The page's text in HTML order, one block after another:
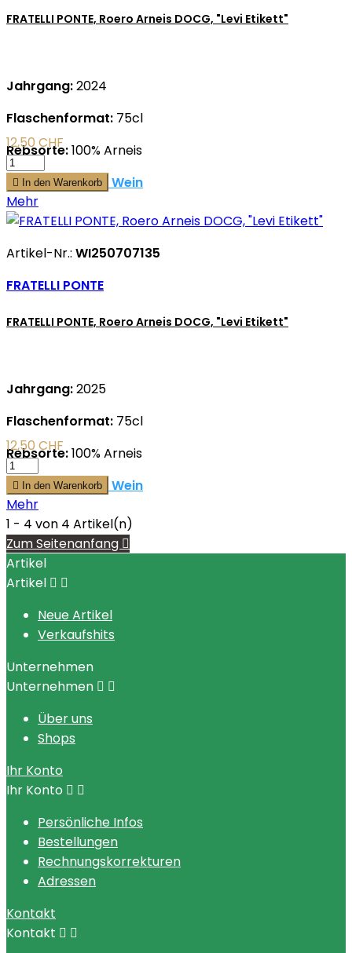
FRATELLI PONTE, Roero Arneis DOCG, "Levi Etikett"
Jahrgang:2024
Flaschenformat: 75cl
Rebsorte:100% Arneis
mehr zu diesem Wein
12,50 CHF
 In den Warenkorb
Mehr
Artikel-Nr.: WI250707135
FRATELLI PONTE
FRATELLI PONTE, Roero Arneis DOCG, "Levi Etikett"
Jahrgang:2025
Flaschenformat: 75cl
Rebsorte:100% Arneis
mehr zu diesem Wein
12,50 CHF
 In den Warenkorb
Mehr
1 - 4 von 4 Artikel(n)
Zum Seitenanfang 
Artikel
Artikel  
Neue Artikel
Verkaufshits
Unternehmen
Unternehmen  
Über uns
Shops
Ihr Konto
Ihr Konto  
Persönliche Infos
Bestellungen
Rechnungskorrekturen
Adressen
Kontakt
Kontakt  